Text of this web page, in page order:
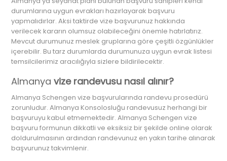
durumlarına uygun evrakları hazırlayarak başvuru
yapmalıdırlar. Aksi taktirde vize başvurunuz hakkında
verilecek kararın olumsuz olabileceğini önemle hatırlatırız.
Mevcut durumunuz meslek gruplarına göre çeşitli özgünlükler
içerebilir. Bu tarz durumlarda durumunuza uygun evrak listesi
temsilcilerimiz aracılığıyla sizlere bildirilecektir.
Almanya vize randevusu nasıl alınır?
Almanya Schengen vize başvurularında randevu prosedürü
zorunludur. Almanya Konsolosluğu randevusuz herhangi bir
başvuruyu kabul etmemektedir. Almanya Schengen vize
başvuru formunun dikkatli ve eksiksiz bir şekilde online olarak
doldurulmasının ardından randevunuz en yakın tarihe alınarak
başvurunuz takvimlenir.